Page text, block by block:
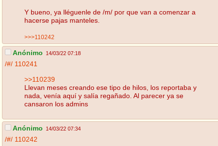
Y bueno, ya lléguenle de /m/ por que van a comenzar a
hacerse pajas manteles.
>>>110242
Anónimo 14/03/22 07:18
/#/ 110241
>>110239
Llevan meses creando ese tipo de hilos, los reportaba y
nada, venía aquí y salía regañado. Al parecer ya se
cansaron los admins
Anónimo 14/03/22 07:34
/#/ 110242